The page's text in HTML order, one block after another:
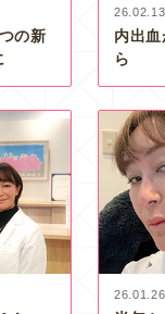
の新
26.02.13
内出
ら
26.01.26